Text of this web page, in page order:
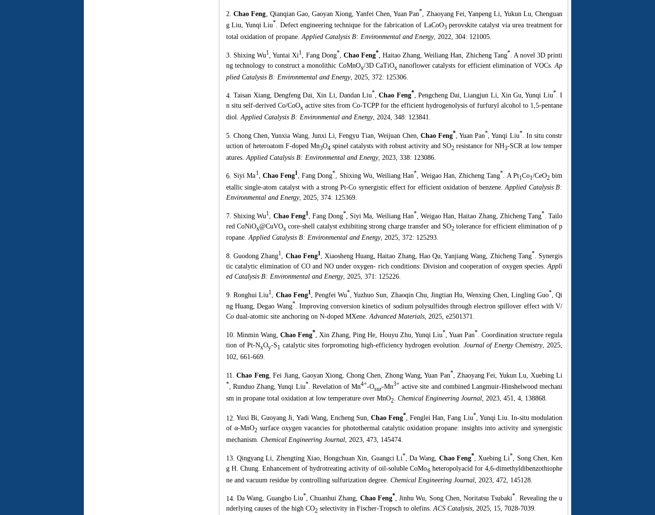
2.Chao Feng , Qianqian Gao, Gaoyan Xiong, Yanfei Chen, Yuan Pan*
, Zhaoyang Fei, Yanpeng Li, Yukun Lu, Chenguan
g Liu, Yunqi Liu*. Defect engineering technique for the fabrication of LaCoO3perovskite catalyst via urea treatment for
total oxidation of propane.Applied Catalysis B: Environmental and Energy, 2022, 304: 121005.
3. Shixing Wu1 , Yuntai Xi1 , Fang Dong* Chao Feng* , Haitao Zhang, Weiliang Han, Zhicheng Tang* . A novel 3D printi
ng technology to construct a monolithic CoMnOx/3D CaTiOxnanoflower catalysts for efficient elimination of VOCs.Ap
plied Catalysis B: Environmental and Energy, 2025, 372: 125306.
4.Taisan Xiang, Dengfeng Dai, Xin Li, Dandan Liu*,Chao Feng*, Pengcheng Dai, Liangjun Li, Xin Gu, Yunqi Liu*. I
n situ self-derived Co/CoOx active sites from Co-TCPP for the efficient hydrogenolysis of furfuryl alcohol to 1,5-pentane
diol.Applied Catalysis B: Environmental and Energy, 2024, 348: 123841.
5.Chong Chen, Yunxia Wang, Junxi Li, Fengyu Tian, Weijuan Chen, Chao Feng* , Yuan Pan* , Yunqi Liu* . In situ constr
uction of heteroatom F-doped Mn3O4 spinel catalysts with robust activity and SO2 resistance for NH3-SCR at low temper
atures. Applied Catalysis B: Environmental and Energy, 2023, 338: 123086.
6. Siyi Ma1, Chao Feng1, Fang Dong*, Shixing Wu, Weiliang Han*, Weigao Han, Zhicheng Tang*. A Pt1Co1/CeO2bim
etallic single-atom catalyst with a strong Pt-Co synergistic effect for efficient oxidation of benzene.Applied Catalysis B:
Environmental and Energy, 2025, 374: 125369.
7. Shixing Wu1 Chao Feng1, Fang Dong* , Siyi Ma, Weiliang Han* , Weigao Han, Haitao Zhang, Zhicheng Tang* . Tailo
red CoNiOx@CuVOx core-shell catalyst exhibiting strong charge transfer and SO2 tolerance for efficient elimination of p
ropane.Applied Catalysis B: Environmental and Energy, 2025, 372: 125293.
8.Guodong Zhang1, Chao Feng1, Xiaosheng Huang, Haitao Zhang, Hao Qu, Yanjiang Wang, Zhicheng Tang*. Synergis
tic catalytic elimination of CO and NO under oxygen- rich conditions: Division and cooperation of oxygen species.Appli
ed Catalysis B: Environmental and Energy, 2025, 371: 125226.
9.Ronghui Liu1 Chao Feng1, Pengfei Wu* , Yuzhuo Sun, Zhaoqin Chu, Jingtian Hu, Wenxing Chen, Lingling Guo* , Qi
ng Huang, Degao Wang*. Improving conversion kinetics of sodium polysulfides through electron spillover effect with V/
Co dual-atomic site anchoring on N-doped MXene.Advanced Materials, 2025, e2501371.
10.Minmin Wang,Chao Feng*, Xin Zhang, Ping He, Houyu Zhu, Yunqi Liu*, Yuan Pan*. Coordination structure regula
tion of Pt-NxOy-S1 catalytic sites forpromoting high-efficiency hydrogen evolution. Journal of Energy Chemistry, 2025,
102, 661-669.
11.Chao Feng, Fei Jiang, Gaoyan Xiong, Chong Chen, Zhong Wang, Yuan Pan* , Zhaoyang Fei, Yukun Lu, Xuebing Li
*, Runduo Zhang, Yunqi Liu*. Revelation of Mn4+-Osur-Mn3+ active site and combined Langmuir-Hinshelwood mechani
sm in propane total oxidation at low temperature over MnO2. Chemical Engineering Journal, 2023, 451, 4, 138868.
12.Yuxi Bi, Guoyang Ji, Yadi Wang, Encheng Sun,Chao Feng*, Fenglei Han, Fang Liu*, Yunqi Liu. In-situ modulation
of α-MnO2surface oxygen vacancies for photothermal catalytic oxidation propane: insights into activity and synergistic
mechanism. Chemical Engineering Journal, 2023, 473, 145474.
13.Qingyang Li, Zhengting Xiao, Hongchuan Xin, Guangci Li* , Da Wang, Chao Feng* , Xuebing Li*
, Song Chen, Ken
g H. Chung. Enhancement of hydrotreating activity of oil-soluble CoMo6heteropolyacid for 4,6-dimethyldibenzothiophe
ne and vacuum residue by controlling sulfurization degree. Chemical Engineering Journal , 2023, 472, 145128.
14.Da Wang, Guangbo Liu*, Chuanhui Zhang, Chao Feng*, Jinhu Wu, Song Chen, Noritatsu Tsubaki*. Revealing the u
nderlying causes of the high CO2 selectivity in Fischer-Tropsch to olefins.ACS Catalysis, 2025, 15, 7028-7039.